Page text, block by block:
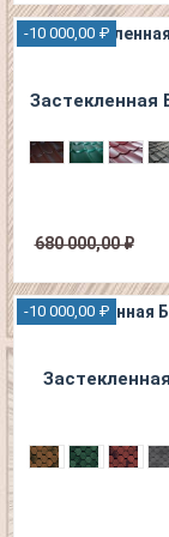
-10 000,00 ₽
Застекленная
680 000,00 ₽
-10 000,00 ₽